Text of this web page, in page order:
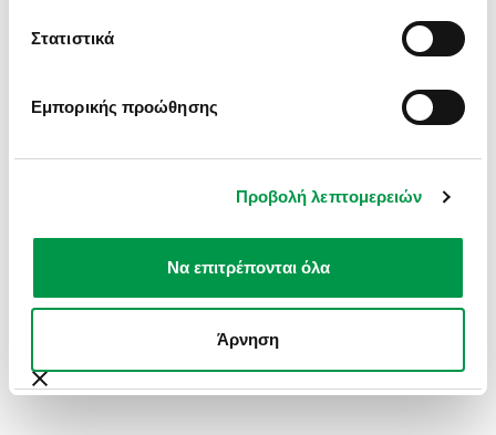
Στατιστικά
Εμπορικής προώθησης
Προβολή λεπτομερειών
Να επιτρέπονται όλα
Άρνηση